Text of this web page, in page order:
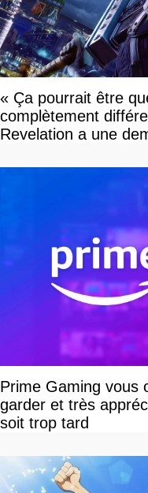
« Ça pourrait être
complètement
Revelation a une
Prime Gaming vous
garder et très
soit trop tard